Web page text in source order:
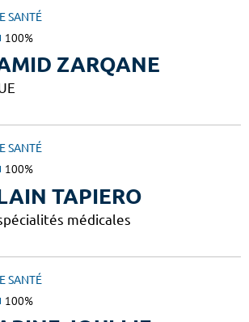
SANTÉ
100%
ZARQANE
SANTÉ
100%
TAPIERO
médicales
SANTÉ
100%